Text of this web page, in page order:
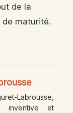
de la
maturité.
Labrousse,
inventive et